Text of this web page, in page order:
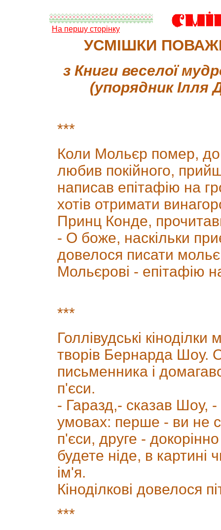
На першу сторінку
УСМІШКИ
з Книги веселої
(упорядник Ілля
***
Коли Мольєр помер,
любив покійного,
написав епітафію на
хотів отримати
Принц Конде,
- О боже, наскільки
довелося писати
Мольєрові - епітафію
***
Голлівудські
творів Бернарда Шоу.
письменника і
п'єси.
- Гаразд,- сказав Шоу,
умовах: перше - ви не
п'єси, друге - докорінно
будете ніде, в картині
ім'я.
Кіноділкові довелося
***